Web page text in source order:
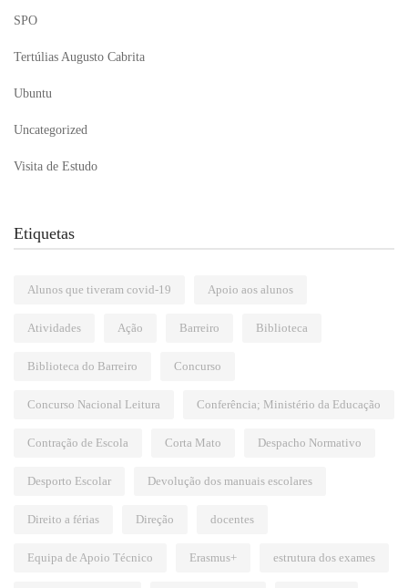
SPO
Tertúlias Augusto Cabrita
Ubuntu
Uncategorized
Visita de Estudo
Etiquetas
Alunos que tiveram covid-19 Apoio aos alunos
Atividades Ação Barreiro Biblioteca
Biblioteca do Barreiro Concurso
Concurso Nacional Leitura Conferência; Ministério da Educação
Contração de Escola Corta Mato Despacho Normativo
Desporto Escolar Devolução dos manuais escolares
Direito a férias Direção docentes
Equipa de Apoio Técnico Erasmus+ estrutura dos exames